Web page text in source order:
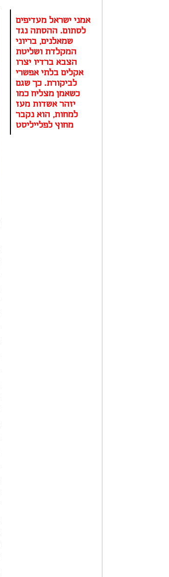
אמני ישראל מעדיפים
לסתום. ההסתה נגד
שמאלנים, בריוני
המקלדת ושליטת
הצבא ברדיו יצרו
אקלים בלתי אפשרי
לביקורת. כך שגם
כשאמן מצליח כמו
יזהר אשדות מעז
למחות, הוא נקבר
מחוץ לפלייליסט